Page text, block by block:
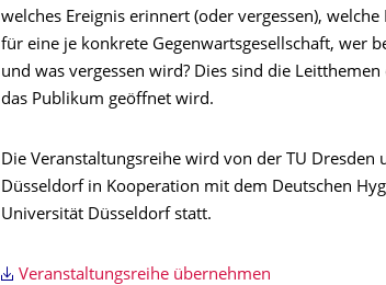
welches Ereignis erinnert (oder vergessen),
für eine je konkrete Gegenwartsgesellschaft, wer
und was vergessen wird? Dies sind die
das Publikum geöffnet wird.
Die Veranstaltungsreihe wird von der TU
Düsseldorf in Kooperation mit dem Deutschen
Universität Düsseldorf statt.
Veranstaltungsreihe übernehmen